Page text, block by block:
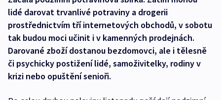
lidé darovat trvanlivé potraviny a drogerii
prostřednictvím tří internetových obchodů, v sobotu
tak budou moci učinit i v kamenných prodejnách.
Darované zboží dostanou bezdomovci, ale i tělesně
či psychicky postižení lidé, samoživitelky, rodiny v
krizi nebo opuštění senioři.